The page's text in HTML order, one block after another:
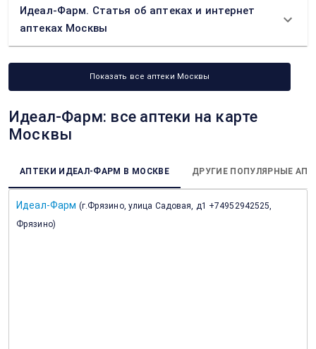
Идеал-Фарм. Статья об аптеках и интернет
аптеках Москвы
Показать все аптеки Москвы
Идеал-Фарм: все аптеки на карте
Москвы
АПТЕКИ ИДЕАЛ-ФАРМ В МОСКВЕ ДРУГИЕ ПОПУЛЯРНЫЕ
Идеал-Фарм (г.Фрязино, улица Садовая, д1 +74952942525,
Фрязино)